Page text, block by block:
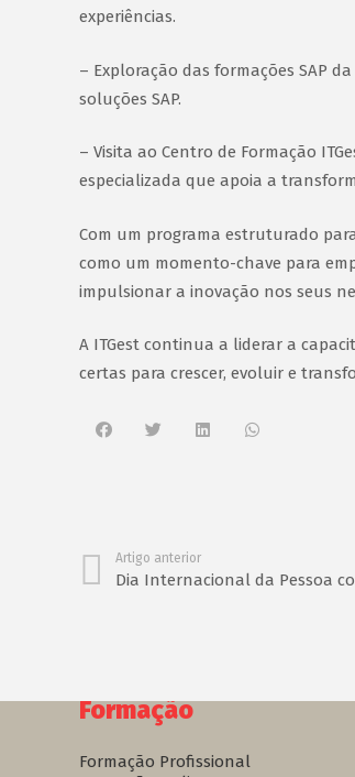
experiências.
– Exploração das formações SAP
soluções SAP.
– Visita ao Centro de Formação
especializada que apoia a
Com um programa estruturado
como um momento-chave para
impulsionar a inovação nos seus
A ITGest continua a liderar a
certas para crescer, evoluir e
Artigo anterior
Dia Internacional da Pessoa
Formação
Formação Profissional